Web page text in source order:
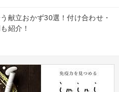
献立おかず30選！付け合わせ・
紹介！